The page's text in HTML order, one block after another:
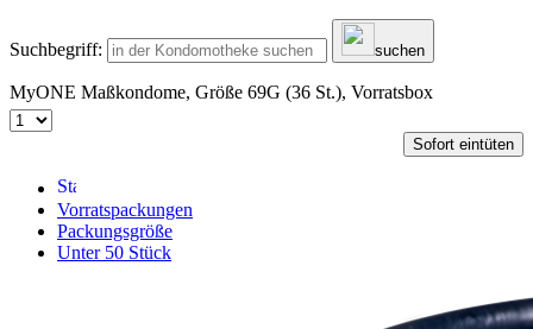
Suchbegriff: suchen
MyONE Maßkondome, Größe 69G (36 St.), Vorratsbox
Sofort eintüten
Vorratspackungen
Packungsgröße
Unter 50 Stück